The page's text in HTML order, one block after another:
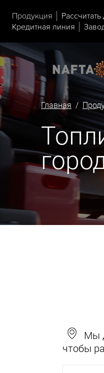
Продукция
Кредитная линия
Главная /
Мы
чтобы